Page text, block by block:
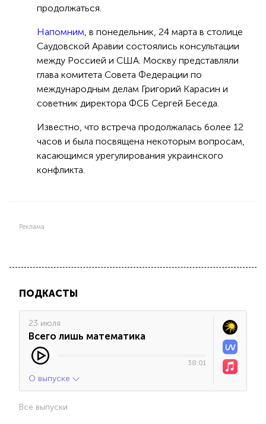
продолжаться.
Напомним , в понедельник, 24 марта в столице
Саудовской Аравии состоялись консультации
между Россией и США. Москву представляли
глава комитета Совета Федерации по
международным делам Григорий Карасин и
советник директора ФСБ Сергей Беседа.
Известно, что встреча продолжалась более 12
часов и была посвящена некоторым вопросам,
касающимся урегулирования украинского
конфликта.
Реклама
ПОДКАСТЫ
23 июля
Всего лишь математика
38:01
О выпуске
Все выпуски